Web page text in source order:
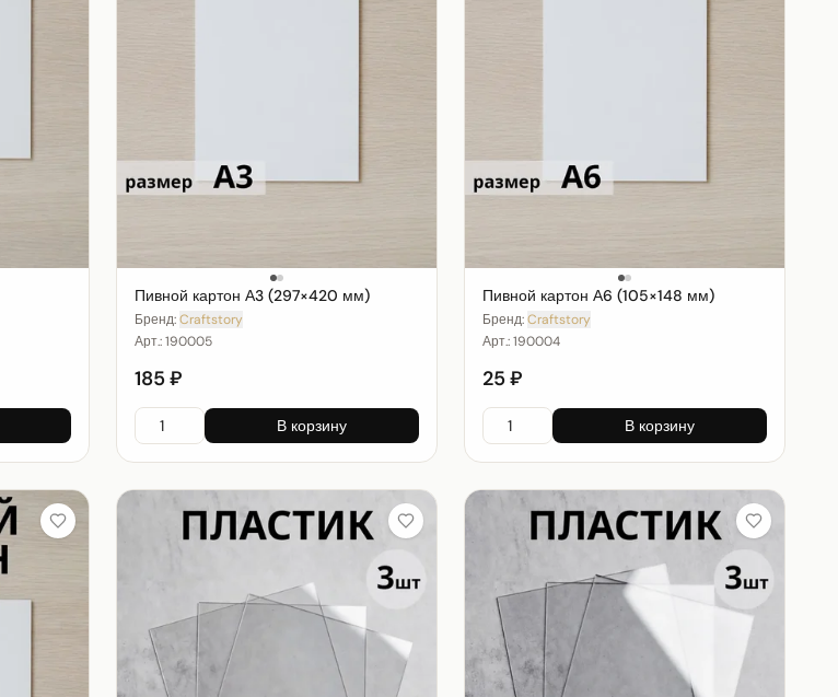
Пивной картон А3 (297×420 мм)
Бренд:Craftstory
Арт.:190005
185 ₽
В корзину
Пивной картон А6 (105×148 мм)
Бренд:Craftstory
Арт.:190004
25 ₽
В корзину